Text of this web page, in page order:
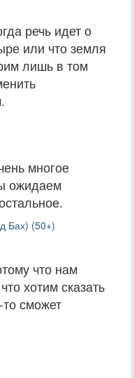
речь идет о
или что земля
лишь в том
многое
ожидаем
Бах) (50+)
что нам
хотим сказать
сможет